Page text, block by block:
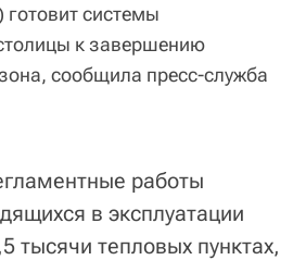
системы
к завершению
сообщила пресс-служба
работы
в эксплуатации
тысячи тепловых пунктах,